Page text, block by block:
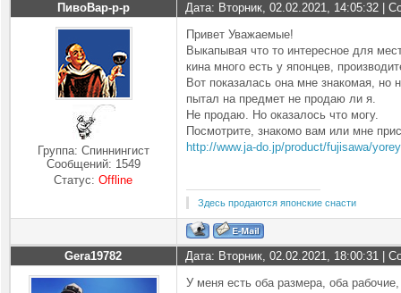
ПивоВар-р-р Дата: Вторник, 02.02.2021, 14:05:32 |
Группа: Спиннингист
Сообщений: 1549
Статус:Offline
Привет Уважаемые!
Выкапывая что то интересное для
кина много есть у японцев,
Вот показалась она мне знакомая, но
пытал на предмет не продаю ли я.
Не продаю. Но оказалось что могу.
Посмотрите, знакомо вам или мне
http://www.ja-do.jp/product/fujisawa/
Здесь продаются японские снасти
Gera19782 Дата: Вторник, 02.02.2021, 18:00:31 |
У меня есть оба размера, оба